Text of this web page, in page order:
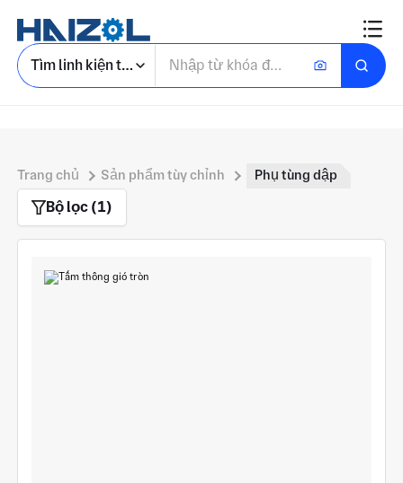
Tìm linh kiện tùy chỉnh
Trang chủ Sản phẩm tùy chỉnh Phụ tùng dập
Bộ lọc (1)